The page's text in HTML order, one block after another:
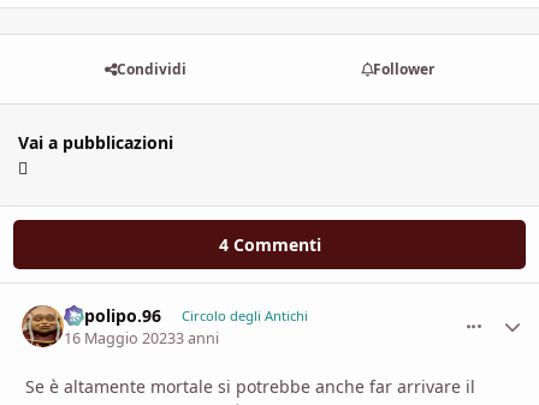
Condividi Follower
Vai a pubblicazioni
4 Commenti
Lopolipo.96 Circolo degli Antichi
16 Maggio 20233 anni
Se è altamente mortale si potrebbe anche far arrivare il